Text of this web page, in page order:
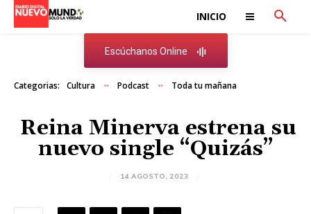
INICIO
Escúchanos Online
Categorias: Cultura Podcast Toda tu mañana
Reina Minerva estrena su
nuevo single “Quizás”
14 AGOSTO, 2023